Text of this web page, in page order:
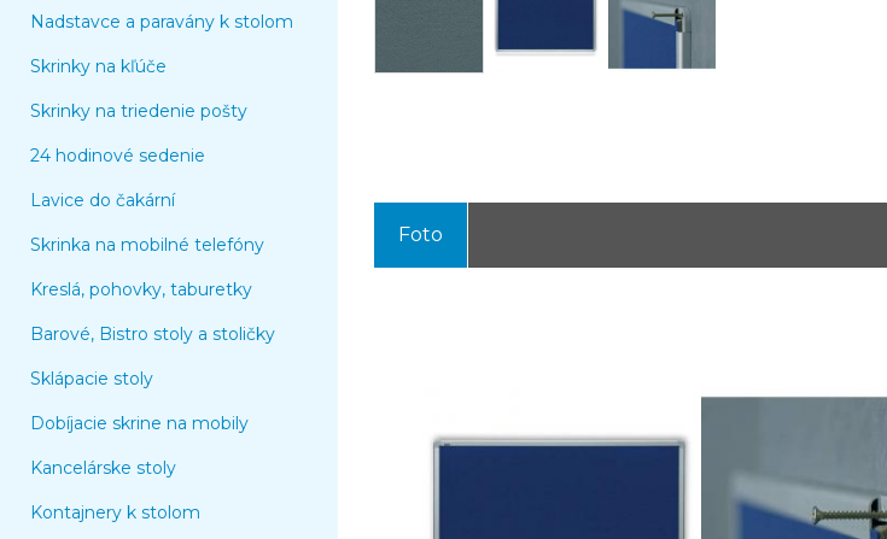
Nadstavce a paravány k stolom
Skrinky na kľúče
Skrinky na triedenie pošty
24 hodinové sedenie
Lavice do čakární
Skrinka na mobilné telefóny
Kreslá, pohovky, taburetky
Barové, Bistro stoly a stoličky
Sklápacie stoly
Dobíjacie skrine na mobily
Kancelárske stoly
Kontajnery k stolom
Foto